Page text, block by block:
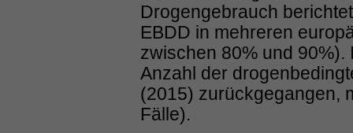
Drogengebrauch
EBDD in mehreren
zwischen 80% und
Anzahl der
(2015) zurückgegangen,
Fälle).